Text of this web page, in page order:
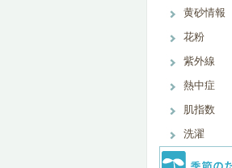
黄砂情報
花粉
紫外線
熱中症
肌指数
洗濯